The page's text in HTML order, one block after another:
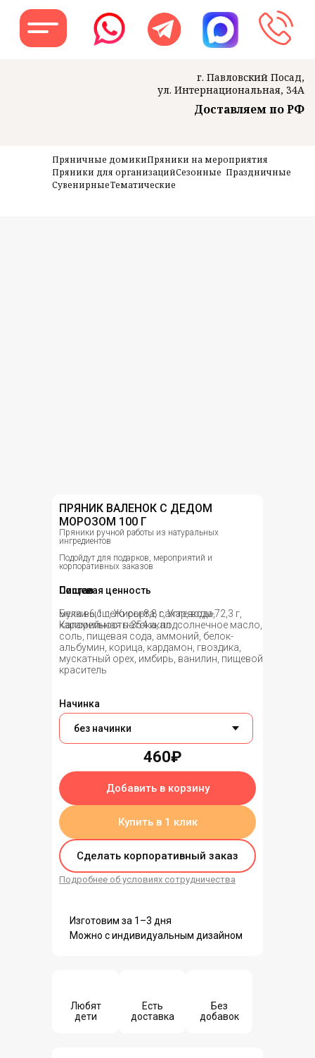
Заказать
Доставляем по РФ
Пряничные домикиПряники на мероприятия
Пряники для организацийСезонные Праздничные
СувенирныеТематические
Добавить в корзину
Купить в 1 клик
Сделать корпоративный заказ
Подробнее об условиях сотрудничества
ПРЯНИК ВАЛЕНОК С ДЕДОМ
МОРОЗОМ 100 Г
Пряники ручной работы из натуральных
ингредиентов
Подойдут для подарков, мероприятий и
корпоративных заказов
Любят
дети
Есть
доставка
Без
добавок
Начинка
мука высшего сорта, сахар, вода,
карамельная патока, подсолнечное масло,
соль, пищевая сода, аммоний, белок-
альбумин, корица, кардамон, гвоздика,
мускатный орех, имбирь, ванилин, пищевой
краситель
Состав
460₽
Изготовим за 1–3 дня
Можно с индивидуальным дизайном
Пищевая ценность
Белки-6,1 г, Жиры-8,8 г, Углеводы-72,3 г,
Калорийность-354 ккал